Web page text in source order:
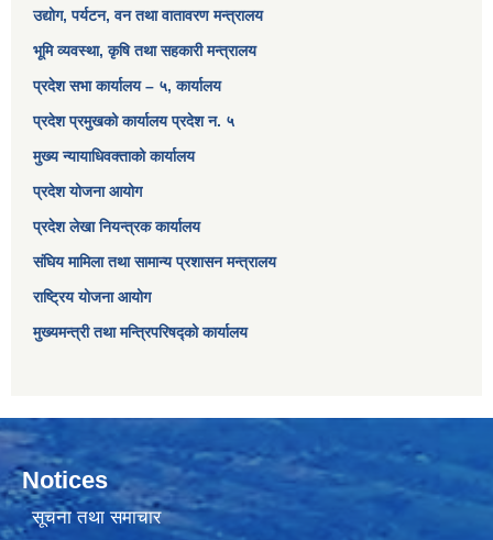
उद्योग, पर्यटन, वन तथा वातावरण मन्त्रालय
भूमि व्यवस्था, कृषि तथा सहकारी मन्त्रालय
प्रदेश सभा कार्यालय – ५, कार्यालय
प्रदेश प्रमुखको कार्यालय प्रदेश न. ५
मुख्य न्यायाधिवक्ताको कार्यालय
प्रदेश योजना आयोग
प्रदेश लेखा नियन्त्रक कार्यालय
संघिय मामिला तथा सामान्य प्रशासन मन्त्रालय
राष्ट्रिय योजना आयोग
मुख्यमन्त्री तथा मन्त्रिपरिषद्को कार्यालय
Notices
सूचना तथा समाचार